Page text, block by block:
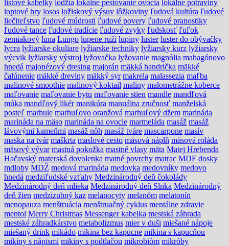
listové kabelky lodžia lokálne pestovanie ovocia lokálne potraviny
loptové hry losos ložiskový výsuv lôžkoviny ľudová kultúra ľudové
liečiteľstvo ľudové múdrosti ľudové povery ľudové pranostiky
ľudové tance ľudové tradície ľudové zvyky ľudskosť ľuľok
zemiakový luna Lungo lupene ruží lupiny luster luster do obývačky
lycra lyžiarske okuliare lyžiarske techniky lyžiarsky kurz lyžiarsky
výcvik lyžiarsky výstroj lyžovačka lyžovanie magnólia mahagónovo
hnedá majonézový dresing majorán mäkká handrička mäkké
čalúnenie mäkké dreviny mäkký syr makrela malassezia maľba
malinové smoothie malinový koktail maliny malometrážne koberce
maľovanie maľovanie bytu maľovanie stien mandle mandľová
múka mandľový likér manikúra manuálna zručnosť manželská
posteľ marhule marhuľovo oranžová marhuľový džem marináda
marináda na mäso marináda na ovocie marmeláda masáž masáž
lávovými kameňmi masáž nôh masáž tváre mascarpone masív
maska na tvár maškrta maslové cesto mäsová náplň mäsová roláda
mäsový vývar mastná pokožka mastné vlasy mäta Matej Hrebenda
Hačavský materská dovolenka matné povrchy matrac MDF dosky
mdloby MDŽ medová marináda medovka medovníky medovo
hnedá medziľudské vzťahy Medzinárodný deň čokolády
Medzinárodný deň mlieka Medzinárodný deň Slnka Medzinárodný
deň žien medzizubný kaz melanocyty melanóm melatonín
menopauza menštruácia menštruačný cyklus mentálne zdravie
mentol Merry Christmas Messenger kabelka mestská záhrada
mestské záhradkárstvo metabolizmus mier v duši miešané nápoje
miešaný drink mikádo mikina bez kapucne mikina s kapucňou
mikiny s nápismi mikiny s podtlačou mikrobióm mikróby